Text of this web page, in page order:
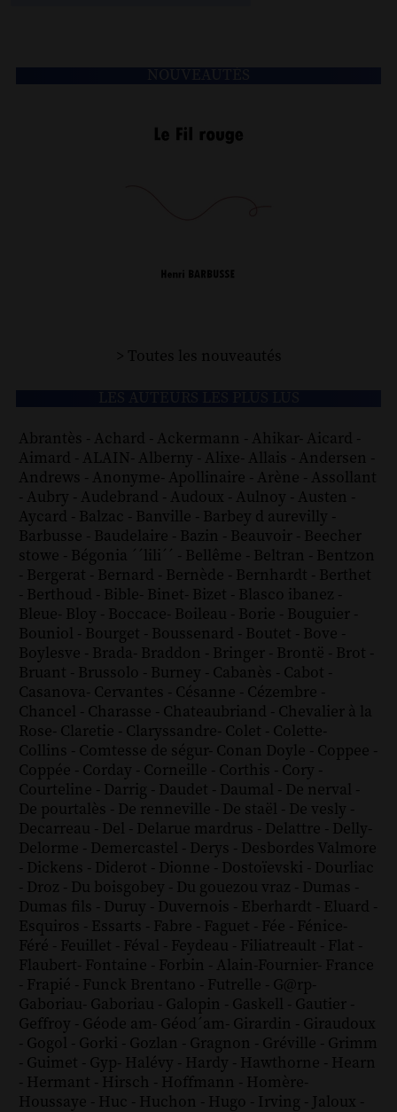
> Toutes les nouveautés
Abrantès - Achard - Ackermann - Ahikar- Aicard -
Aimard - ALAIN- Alberny - Alixe- Allais - Andersen -
Andrews - Anonyme- Apollinaire - Arène - Assollant
- Aubry - Audebrand - Audoux - Aulnoy - Austen -
Aycard - Balzac - Banville - Barbey d aurevilly -
Barbusse - Baudelaire - Bazin - Beauvoir - Beecher
stowe - Bégonia ´´lili´´ - Bellême - Beltran - Bentzon
- Bergerat - Bernard - Bernède - Bernhardt - Berthet
- Berthoud - Bible- Binet- Bizet - Blasco ibanez -
Bleue- Bloy - Boccace- Boileau - Borie - Bouguier -
Bouniol - Bourget - Boussenard - Boutet - Bove -
Boylesve - Brada- Braddon - Bringer - Brontë - Brot -
Bruant - Brussolo - Burney - Cabanès - Cabot -
Casanova- Cervantes - Césanne - Cézembre -
Chancel - Charasse - Chateaubriand - Chevalier à la
Rose- Claretie - Claryssandre- Colet - Colette-
Collins - Comtesse de ségur- Conan Doyle - Coppee -
Coppée - Corday - Corneille - Corthis - Cory -
Courteline - Darrig - Daudet - Daumal - De nerval -
De pourtalès - De renneville - De staël - De vesly -
Decarreau - Del - Delarue mardrus - Delattre - Delly-
Delorme - Demercastel - Derys - Desbordes Valmore
- Dickens - Diderot - Dionne - Dostoïevski - Dourliac
- Droz - Du boisgobey - Du gouezou vraz - Dumas -
Dumas fils - Duruy - Duvernois - Eberhardt - Eluard -
Esquiros - Essarts - Fabre - Faguet - Fée - Fénice-
Féré - Feuillet - Féval - Feydeau - Filiatreault - Flat -
Flaubert- Fontaine - Forbin - Alain-Fournier- France
- Frapié - Funck Brentano - Futrelle - G@rp-
Gaboriau- Gaboriau - Galopin - Gaskell - Gautier -
Geffroy - Géode am- Géod´am- Girardin - Giraudoux
- Gogol - Gorki - Gozlan - Gragnon - Gréville - Grimm
- Guimet - Gyp- Halévy - Hardy - Hawthorne - Hearn
- Hermant - Hirsch - Hoffmann - Homère-
Houssaye - Huc - Huchon - Hugo - Irving - Jaloux -